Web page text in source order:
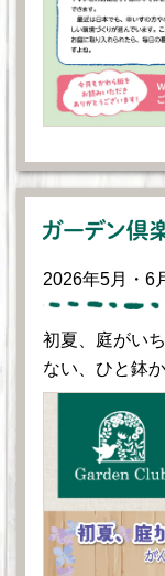
2026年5月・6
初夏、庭がい
ない、ひと鉢